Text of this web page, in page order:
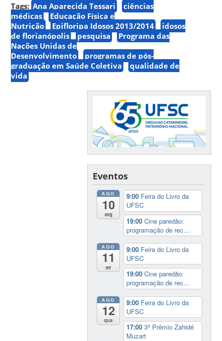
Tags: Ana Aparecida Tessari
ciências
médicas
Educação Física e
Nutrição
Epifloripa Idosos 2013/2014
idosos
de florianópolis
pesquisa
Programa das
Nações Unidas de
Desenvolvimento
programas de pós-
graduação em Saúde Coletiva
qualidade de
vida
Eventos
AGO
10
seg
9:00 Feira do Livro da
UFSC
19:00Cine paredão:
programação de rec...
AGO
11
ter
9:00 Feira do Livro da
UFSC
19:00Cine paredão:
programação de rec...
AGO
12
qua
9:00 Feira do Livro da
UFSC
17:003º Prêmio Zahidé
Muzart